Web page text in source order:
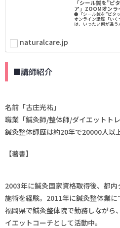
「シール鍼を”ピ
ア」ZOOMオンラ
●「シール鍼を”ピタ
オンライン講座「いく
は、いったい何が違
naturalcare.jp
■講師紹介
名前「古庄光祐」
職業「鍼灸師/整体師/ダイエットトレ
鍼灸整体師歴は約20年で20000人以
【著書】
2003年に鍼灸国家資格取得後、都
施術を経験。2011年に鍼灸整体業に
福岡県で鍼灸整体院で勤務しながら
イエットコーチとして活動中。